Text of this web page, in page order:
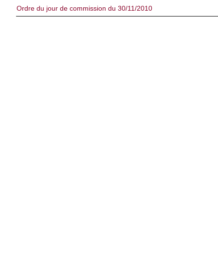
Ordre du jour de commission du 30/11/2010